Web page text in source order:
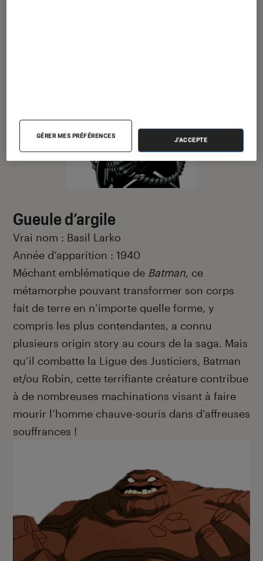
Gueule d’argile
Vrai nom : Basil Larko
Année d’apparition : 1940
Méchant emblématique de Batman, ce
métamorphe pouvant transformer son corps
fait de terre en n’importe quelle forme, y
compris les plus contendantes, a connu
plusieurs origin story au cours de la saga. Mais
qu’il combatte la Ligue des Justiciers, Batman
et/ou Robin, cette terrifiante créature contribue
à de nombreuses machinations visant à faire
mourir l’homme chauve-souris dans d’affreuses
souffrances !
GÉRER MES PRÉFÉRENCES
J'ACCEPTE